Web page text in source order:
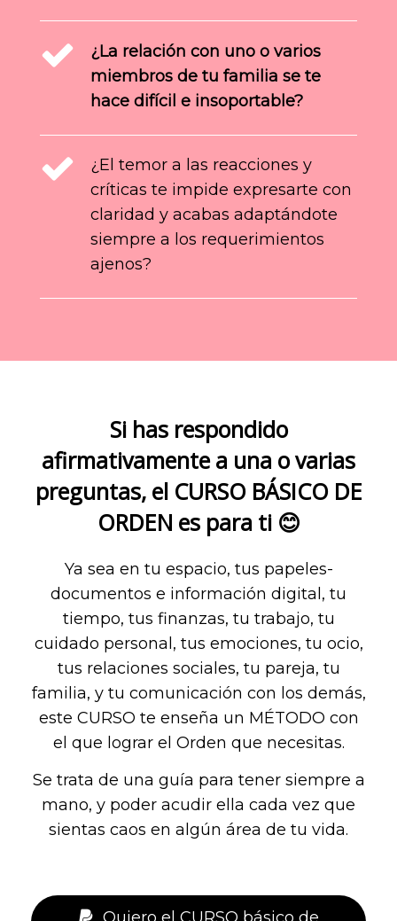
¿La relación con uno o varios
miembros de tu familia se te
hace difícil e insoportable?
¿El temor a las reacciones y
críticas te impide expresarte con
claridad y acabas adaptándote
siempre a los requerimientos
ajenos?
Si has respondido
afirmativamente a una o varias
preguntas, el CURSO BÁSICO DE
ORDEN es para ti 😊
Ya sea en tu espacio, tus papeles-
documentos e información digital, tu
tiempo, tus finanzas, tu trabajo, tu
cuidado personal, tus emociones, tu ocio,
tus relaciones sociales, tu pareja, tu
familia, y tu comunicación con los demás,
este CURSO te enseña un MÉTODO con
el que lograr el Orden que necesitas.
Se trata de una guía para tener siempre a
mano, y poder acudir ella cada vez que
sientas caos en algún área de tu vida.